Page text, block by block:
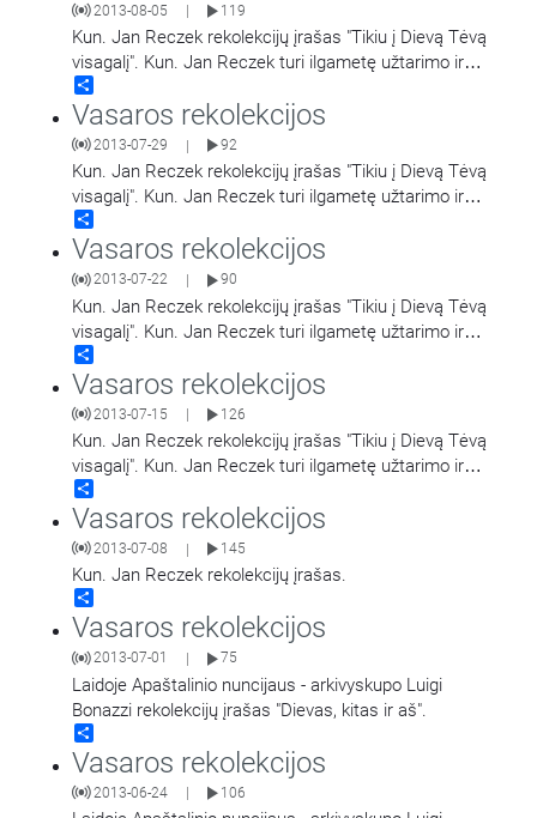
2013-08-05 119
Kun. Jan Reczek rekolekcijų įrašas "Tikiu į Dievą Tėvą
visagalį". Kun. Jan Reczek turi ilgametę užtarimo ir
vidinio išgydymo tarnystės
Vasaros rekolekcijos
2013-07-29 | 92
Kun. Jan Reczek rekolekcijų įrašas "Tikiu į Dievą Tėvą
visagalį". Kun. Jan Reczek turi ilgametę užtarimo ir
vidinio išgydymo tarnystės
Vasaros rekolekcijos
2013-07-22 90
Kun. Jan Reczek rekolekcijų įrašas "Tikiu į Dievą Tėvą
visagalį". Kun. Jan Reczek turi ilgametę užtarimo ir
vidinio išgydymo tarnystės
Vasaros rekolekcijos
2013-07-15 126
Kun. Jan Reczek rekolekcijų įrašas "Tikiu į Dievą Tėvą
visagalį". Kun. Jan Reczek turi ilgametę užtarimo ir
vidinio išgydymo tarnystės
Vasaros rekolekcijos
2013-07-08 | 145
Kun. Jan Reczek rekolekcijų įrašas.
Vasaros rekolekcijos
2013-07-01 75
Laidoje Apaštalinio nuncijaus - arkivyskupo Luigi
Bonazzi rekolekcijų įrašas "Dievas, kitas ir aš".
Vasaros rekolekcijos
2013-06-24 106